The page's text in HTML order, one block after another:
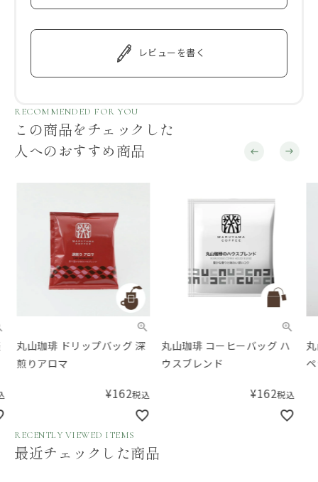
レビューを書く
RECOMMENDED FOR YOU
この商品をチェックした
人へのおすすめ商品
丸山珈琲 ドリップバッグ 深
煎りアロマ
162税込
丸山珈琲 コーヒーバッグ ハ
ウスブレンド
162税込
丸
ペ
RECENTLY VIEWED ITEMS
最近チェックした商品